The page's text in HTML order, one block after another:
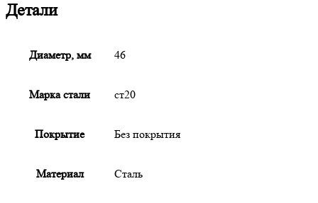
Детали
Диаметр, мм 46
Марка стали ст20
Покрытие Без покрытия
Материал Сталь